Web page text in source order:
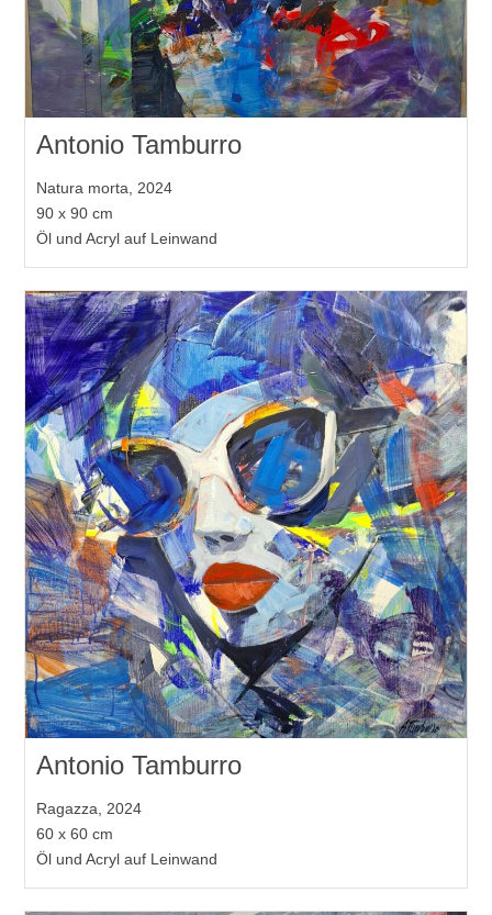
Antonio Tamburro
Natura morta, 2024
90 x 90 cm
Öl und Acryl auf Leinwand
Antonio Tamburro
Ragazza, 2024
60 x 60 cm
Öl und Acryl auf Leinwand